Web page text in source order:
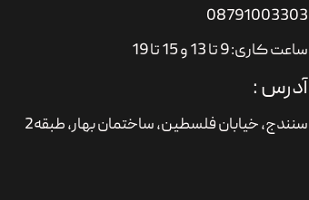
08791003303
ساعت کاری: 9 تا 13 و 15 تا 19
آدرس :
سنندج، خیابان فلسطین،‌ ساختمان بهار، طبقه2